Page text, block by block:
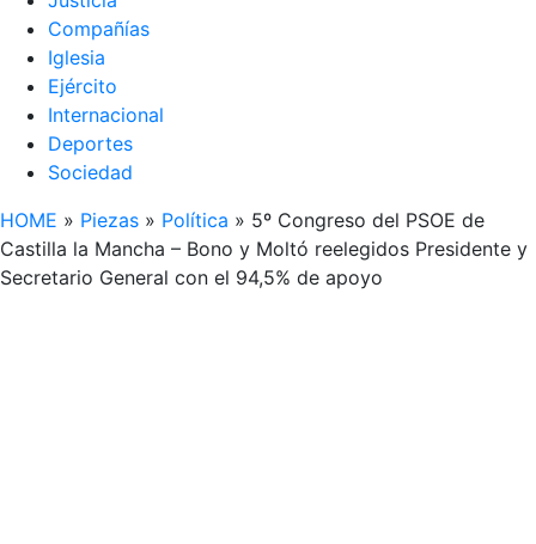
Compañías
Iglesia
Ejército
Internacional
Deportes
Sociedad
HOME » Piezas » Política » 5º Congreso del PSOE de
Castilla la Mancha – Bono y Moltó reelegidos Presidente y
Secretario General con el 94,5% de apoyo